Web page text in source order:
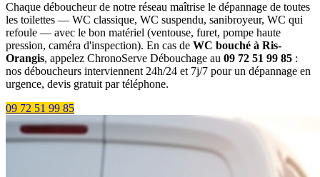
Chaque déboucheur de notre réseau maîtrise le dépannage de toutes
les toilettes — WC classique, WC suspendu, sanibroyeur, WC qui
refoule — avec le bon matériel (ventouse, furet, pompe haute
pression, caméra d'inspection). En cas de WC bouché à Ris-
Orangis, appelez ChronoServe Débouchage au 09 72 51 99 85 :
nos déboucheurs interviennent 24h/24 et 7j/7 pour un dépannage en
urgence, devis gratuit par téléphone.
09 72 51 99 85